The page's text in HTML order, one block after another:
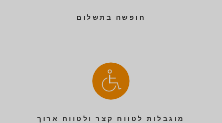
חופשה בתשלום
מוגבלות לטווח קצר ולטווח ארוך